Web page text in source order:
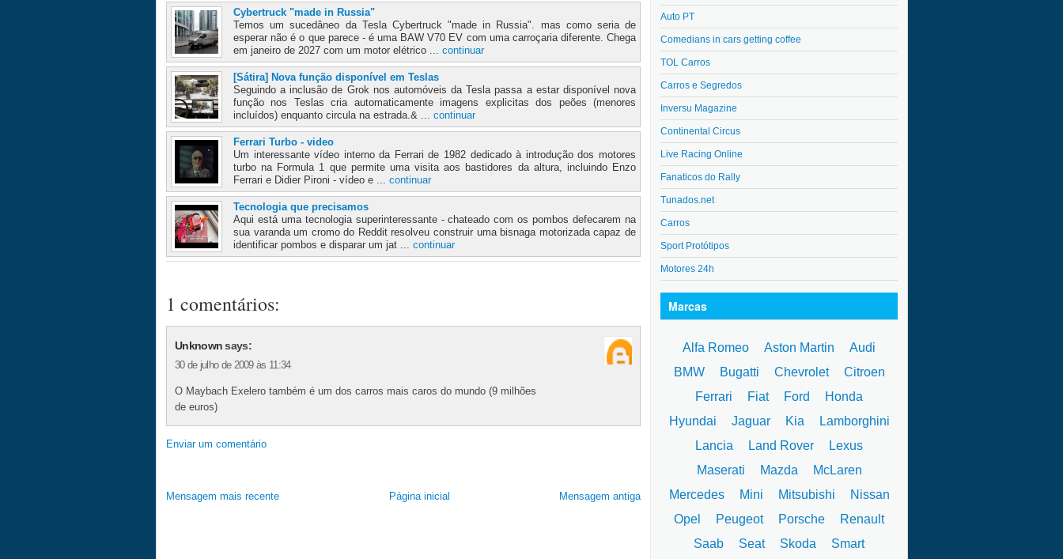
Cybertruck "made in Russia"
Temos um sucedâneo da Tesla Cybertruck "made in Russia". mas como seria de
esperar não é o que parece - é uma BAW V70 EV com uma carroçaria diferente. Chega
em janeiro de 2027 com um motor elétrico ... continuar
[Sátira] Nova função disponível em Teslas
Seguindo a inclusão de Grok nos automóveis da Tesla passa a estar disponível nova
função nos Teslas cria automaticamente imagens explicitas dos peões (menores
incluídos) enquanto circula na estrada.& ... continuar
Ferrari Turbo - video
Um interessante vídeo interno da Ferrari de 1982 dedicado à introdução dos motores
turbo na Formula 1 que permite uma visita aos bastidores da altura, incluindo Enzo
Ferrari e Didier Pironi - vídeo e ... continuar
Tecnologia que precisamos
Aqui está uma tecnologia superinteressante - chateado com os pombos defecarem na
sua varanda um cromo do Reddit resolveu construir uma bisnaga motorizada capaz de
identificar pombos e disparar um jat ... continuar
1 comentários:
Unknownsays:
30 de julho de 2009 às 11:34
O Maybach Exelero também é um dos carros mais caros do mundo (9 milhões
de euros)
Enviar um comentário
Mensagem mais recente Mensagem antiga
Página inicial
Auto PT
Comedians in cars getting coffee
TOL Carros
Carros e Segredos
Inversu Magazine
Continental Circus
Live Racing Online
Fanaticos do Rally
Tunados.net
Carros
Sport Protótipos
Motores 24h
Marcas
Alfa Romeo Aston Martin
Audi
BMW
Bugatti Chevrolet
Citroen
Ferrari
Fiat Ford
Honda
Hyundai
Jaguar Kia
Lamborghini
Lancia
Land Rover
Lexus
Maserati
Mazda
McLaren
Mercedes
Mini Mitsubishi
Nissan
Opel
Peugeot Porsche
Renault
Saab
Seat Skoda Smart